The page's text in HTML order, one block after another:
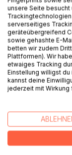
BESCHREIBUNG
Wer dieses Buch
hier nur aus der
erfahren, die
sind. Um
verwendeten
unsere Seite besucht
serverseitiges
geräteübergreifend
sowie gehashte E-
betten wir zudem
Plattformen). Wir
etwaiges Tracking
Einstellung willigst
kannst deine
jederzeit mit Wirkung